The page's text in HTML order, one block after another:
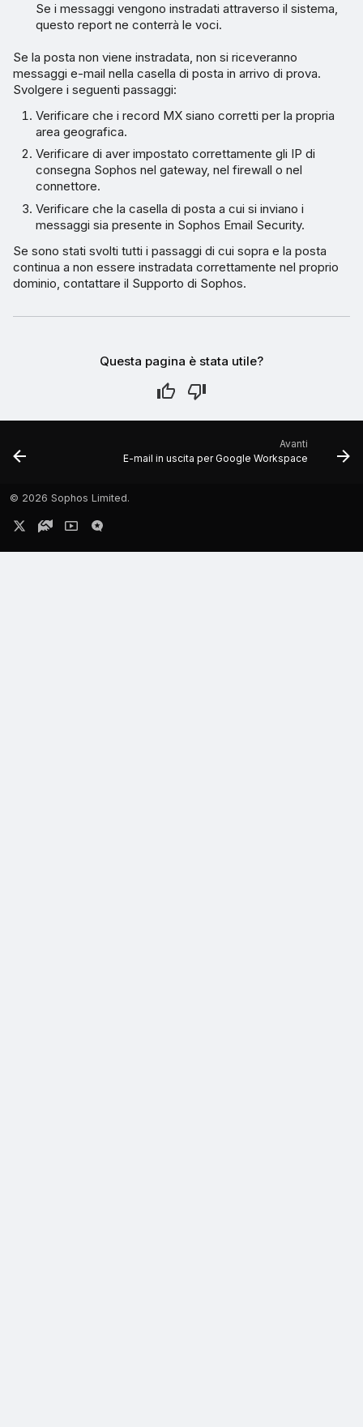
Se i messaggi vengono instradati attraverso il sistema,
questo report ne conterrà le voci.
Se la posta non viene instradata, non si riceveranno
messaggi e-mail nella casella di posta in arrivo di prova.
Svolgere i seguenti passaggi:
Verificare che i record MX siano corretti per la propria
area geografica.
Verificare di aver impostato correttamente gli IP di
consegna Sophos nel gateway, nel firewall o nel
connettore.
Verificare che la casella di posta a cui si inviano i
messaggi sia presente in Sophos Email Security.
Se sono stati svolti tutti i passaggi di cui sopra e la posta
continua a non essere instradata correttamente nel proprio
dominio, contattare il Supporto di Sophos.
Questa pagina è stata utile?
Avanti
E-mail in uscita per Google Workspace
© 2026 Sophos Limited.